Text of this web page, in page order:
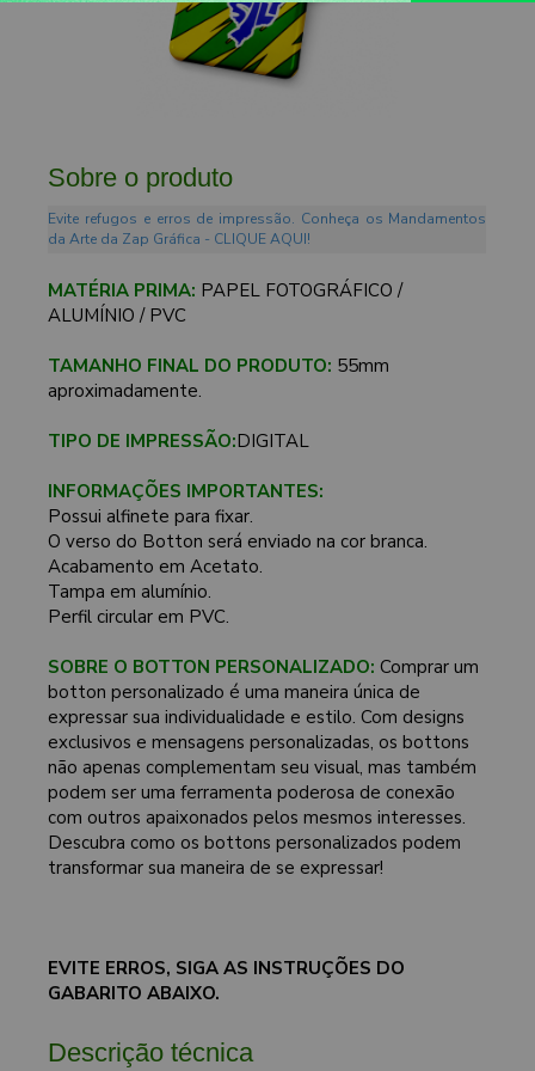
Sobre o produto
Evite refugos e erros de impressão. Conheça os Mandamentos
da Arte da Zap Gráfica - CLIQUE AQUI!
MATÉRIA PRIMA: PAPEL FOTOGRÁFICO /
ALUMÍNIO / PVC
TAMANHO FINAL DO PRODUTO: 55mm
aproximadamente.
TIPO DE IMPRESSÃO:DIGITAL
INFORMAÇÕES IMPORTANTES:
Possui alfinete para fixar.
O verso do Botton será enviado na cor branca.
Acabamento em Acetato.
Tampa em alumínio.
Perfil circular em PVC.
SOBRE O BOTTON PERSONALIZADO: Comprar um
botton personalizado é uma maneira única de
expressar sua individualidade e estilo. Com designs
exclusivos e mensagens personalizadas, os bottons
não apenas complementam seu visual, mas também
podem ser uma ferramenta poderosa de conexão
com outros apaixonados pelos mesmos interesses.
Descubra como os bottons personalizados podem
transformar sua maneira de se expressar!
EVITE ERROS, SIGA AS INSTRUÇÕES DO
GABARITO ABAIXO.
Descrição técnica